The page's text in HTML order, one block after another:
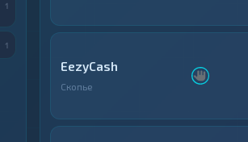
EezyCash
Скопье
1
1